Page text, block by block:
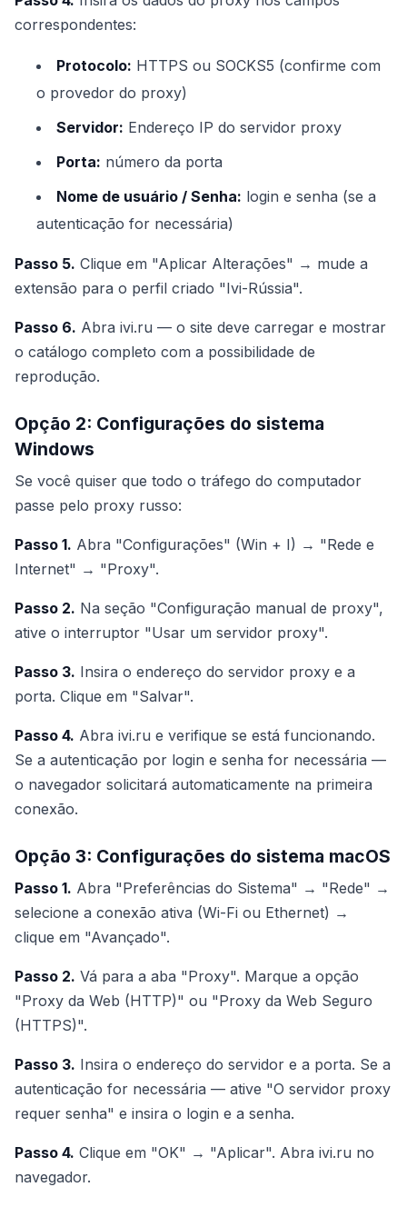
correspondentes:
Protocolo: HTTPS ou SOCKS5 (confirme com
o provedor do proxy)
Servidor: Endereço IP do servidor proxy
Porta: número da porta
Nome de usuário / Senha: login e senha (se a
autenticação for necessária)
Passo 5. Clique em "Aplicar Alterações" → mude a
extensão para o perfil criado "Ivi-Rússia".
Passo 6. Abra ivi.ru — o site deve carregar e mostrar
o catálogo completo com a possibilidade de
reprodução.
Opção 2: Configurações do sistema
Windows
Se você quiser que todo o tráfego do computador
passe pelo proxy russo:
Passo 1. Abra "Configurações" (Win + I) → "Rede e
Internet" → "Proxy".
Passo 2. Na seção "Configuração manual de proxy",
ative o interruptor "Usar um servidor proxy".
Passo 3. Insira o endereço do servidor proxy e a
porta. Clique em "Salvar".
Passo 4. Abra ivi.ru e verifique se está funcionando.
Se a autenticação por login e senha for necessária —
o navegador solicitará automaticamente na primeira
conexão.
Opção 3: Configurações do sistema macOS
Passo 1. Abra "Preferências do Sistema" → "Rede" →
selecione a conexão ativa (Wi-Fi ou Ethernet) →
clique em "Avançado".
Passo 2. Vá para a aba "Proxy". Marque a opção
"Proxy da Web (HTTP)" ou "Proxy da Web Seguro
(HTTPS)".
Passo 3. Insira o endereço do servidor e a porta. Se a
autenticação for necessária — ative "O servidor proxy
requer senha" e insira o login e a senha.
Passo 4. Clique em "OK" → "Aplicar". Abra ivi.ru no
navegador.